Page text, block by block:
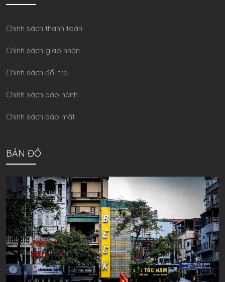
Chính sách thanh toán
Chính sách giao nhận
Chính sách đổi trả
Chính sách bảo hành
Chính sách bảo mật
BẢN ĐỒ